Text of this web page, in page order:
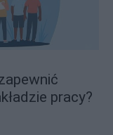
pracy?